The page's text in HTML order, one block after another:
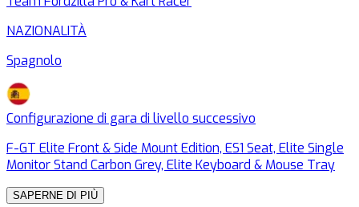
NAZIONALITÀ
Spagnolo
Configurazione di gara di livello successivo
F-GT Elite Front & Side Mount Edition, ES1 Seat, Elite Single
Monitor Stand Carbon Grey, Elite Keyboard & Mouse Tray
SAPERNE DI PIÙ